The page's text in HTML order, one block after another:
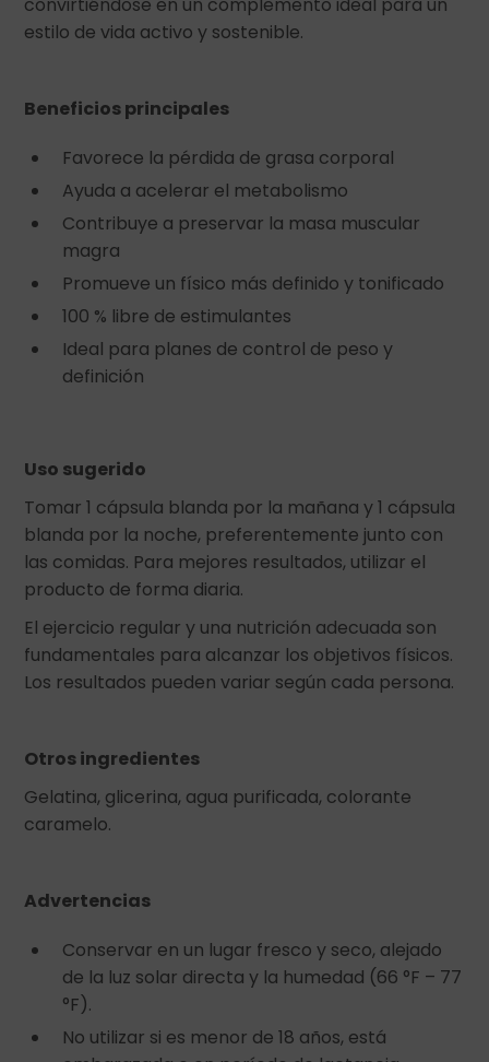
estilo de vida activo y sostenible.
Beneficios principales
Favorece la pérdida de grasa corporal
Ayuda a acelerar el metabolismo
Contribuye a preservar la masa muscular
magra
Promueve un físico más definido y tonificado
100 % libre de estimulantes
Ideal para planes de control de peso y
definición
Uso sugerido
Tomar 1 cápsula blanda por la mañana y 1 cápsula
blanda por la noche, preferentemente junto con
las comidas. Para mejores resultados, utilizar el
producto de forma diaria.
El ejercicio regular y una nutrición adecuada son
fundamentales para alcanzar los objetivos físicos.
Los resultados pueden variar según cada persona.
Otros ingredientes
Gelatina, glicerina, agua purificada, colorante
caramelo.
Advertencias
Conservar en un lugar fresco y seco, alejado
de la luz solar directa y la humedad (66 °F – 77
°F).
No utilizar si es menor de 18 años, está